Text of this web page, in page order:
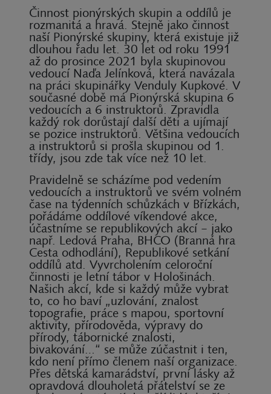
Činnost pionýrských skupin a oddílů je
rozmanitá a hravá. Stejně jako činnost
naší Pionýrské skupiny, která existuje již
dlouhou řadu let. 30 let od roku 1991
až do prosince 2021 byla skupinovou
vedoucí Naďa Jelínková, která navázala
na práci skupinářky Venduly Kupkové. V
současné době má Pionýrská skupina 6
vedoucích a 6 instruktorů. Zpravidla
každý rok dorůstají další děti a ujímají
se pozice instruktorů. Většina vedoucích
a instruktorů si prošla skupinou od 1.
třídy, jsou zde tak více než 10 let.
Pravidelně se scházíme pod vedením
vedoucích a instruktorů ve svém volném
čase na týdenních schůzkách v Břízkách,
pořádáme oddílové víkendové akce,
účastníme se republikových akcí – jako
např. Ledová Praha, BHCO (Branná hra
Cesta odhodlání), Republikové setkání
oddílů atd. Vyvrcholením celoroční
činnosti je letní tábor v Hološinách.
Našich akcí, kde si každý může vybrat
to, co ho baví „uzlování, znalost
topografie, práce s mapou, sportovní
aktivity, přírodověda, výpravy do
přírody, tábornické znalosti,
bivakování…“ se může zúčastnit i ten,
kdo není přímo členem naší organizace.
Přes dětská kamarádství, první lásky až
opravdová dlouholetá přátelství se ze